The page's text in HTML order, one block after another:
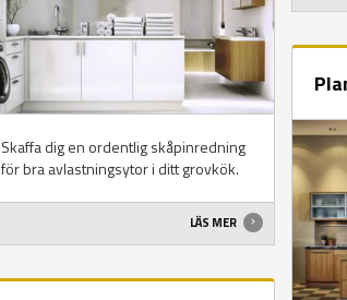
Skaffa dig en ordentlig skåpinredning
för bra avlastningsytor i ditt grovkök.
LÄS MER